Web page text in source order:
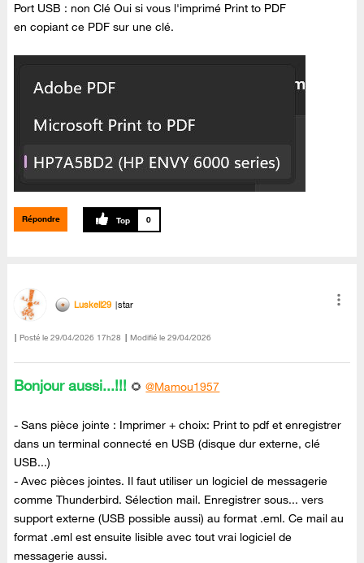
Port USB : non Clé Oui si vous l'imprimé Print to PDF
en copiant ce PDF sur une clé.
Répondre 0
Luskell29 star
Posté le ‎29/04/2026 17h28 Modifié le 29/04/2026
Bonjour aussi...!!!🌻@Mamou1957
- Sans pièce jointe : Imprimer + choix: Print to pdf et enregistrer
dans un terminal connecté en USB (disque dur externe, clé
USB...)
- Avec pièces jointes. Il faut utiliser un logiciel de messagerie
comme Thunderbird. Sélection mail. Enregistrer sous... vers
support externe (USB possible aussi) au format .eml. Ce mail au
format .eml est ensuite lisible avec tout vrai logiciel de
messagerie aussi.